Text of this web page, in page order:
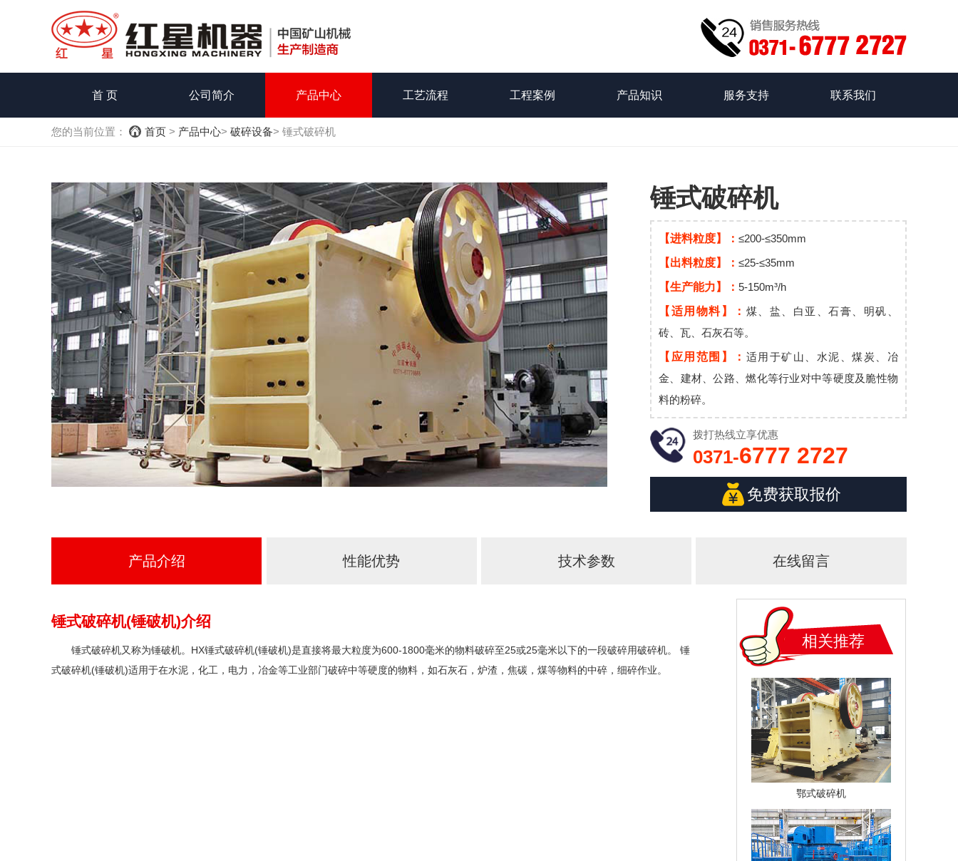
首 页 公司简介 产品中心 工艺流程 工程案例 产品知识 服务支持 联系我们
您的当前位置： 首页 > 产品中心> 破碎设备> 锤式破碎机
锤式破碎机
【进料粒度】： ≤200-≤350mm
【出料粒度】： ≤25-≤35mm
【生产能力】： 5-150m³/h
【适用物料】： 煤、盐、白亚、石膏、明矾、
砖、瓦、石灰石等。
【应用范围】： 适用于矿山、水泥、煤炭、冶
金、建材、公路、燃化等行业对中等硬度及脆性物
料的粉碎。
拨打热线立享优惠
0371-6777 2727
免费获取报价
产品介绍 性能优势 技术参数 在线留言
锤式破碎机(锤破机)介绍
锤式破碎机又称为锤破机。HX锤式破碎机(锤破机)是直接将最大粒度为600-1800毫米的物料破碎至25或25毫米以下的一段破碎用破碎机。 锤
式破碎机(锤破机)适用于在水泥，化工，电力，冶金等工业部门破碎中等硬度的物料，如石灰石，炉渣，焦碳，煤等物料的中碎，细碎作业。
相关推荐
鄂式破碎机